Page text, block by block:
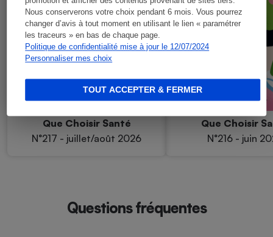
Nous conserverons votre choix pendant 6 mois. Vous pourrez
changer d’avis à tout moment en utilisant le lien « paramétrer
les traceurs » en bas de chaque page.
Politique de confidentialité mise à jour le 12/07/2024
Personnaliser mes choix
TOUT ACCEPTER & FERMER
Que Choisir Santé
N°217 - juillet/août 2026
Que Choisir
N°216 - juin
Questions fréquentes